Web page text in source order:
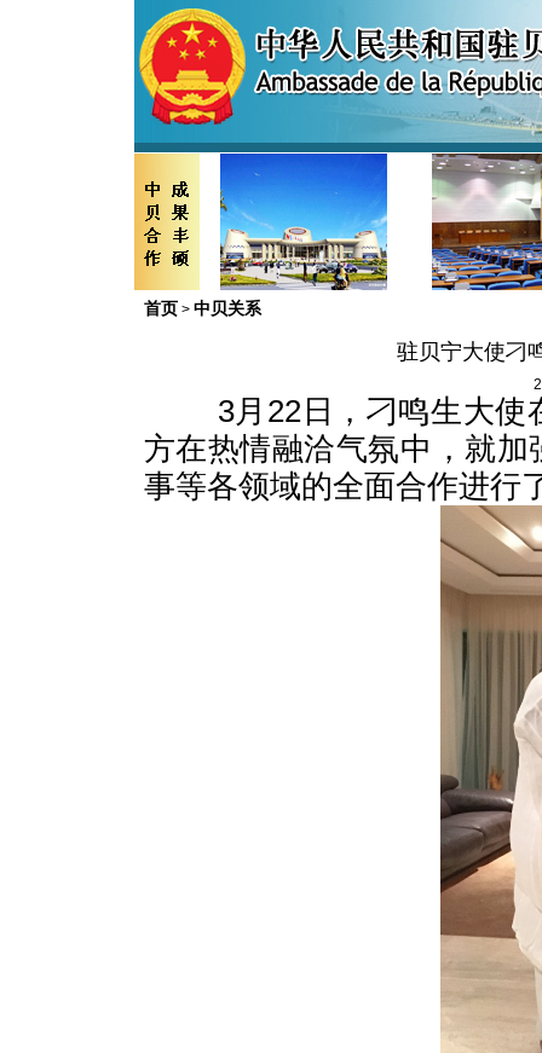
首页 > 中贝关系
驻贝宁大使刁
3月 22日，刁鸣生大使
方在热情融洽气氛中，就
事等各领域的全面合作进行